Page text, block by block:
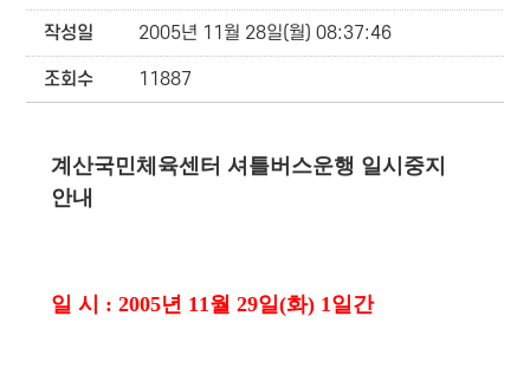
작성일 2005년 11월 28일(월) 08:37:46
조회수 11887
계산국민체육센터 셔틀버스운행 일시중지
안내
일 시 : 2005년 11월 29일(화) 1일간